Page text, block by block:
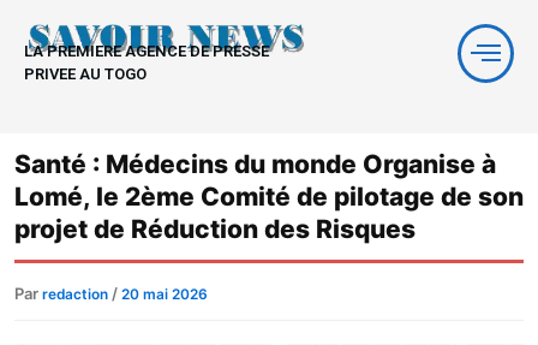
contenu
LA PREMIERE AGENCE DE PRESSE
PRIVEE AU TOGO
Santé : Médecins du monde Organise à
Lomé, le 2ème Comité de pilotage de son
projet de Réduction des Risques
Par redaction / 20 mai 2026